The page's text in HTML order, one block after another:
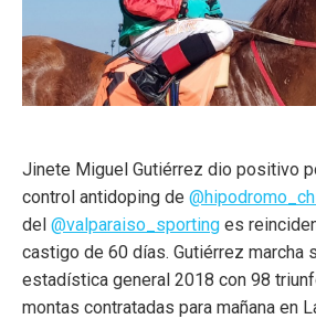
Jinete Miguel Gutiérrez dio positivo
control antidoping de
del @valparaiso_sporting es
castigo de 60 días. Gutiérrez marcha
estadística general 2018 con 98
montas contratadas para mañana en